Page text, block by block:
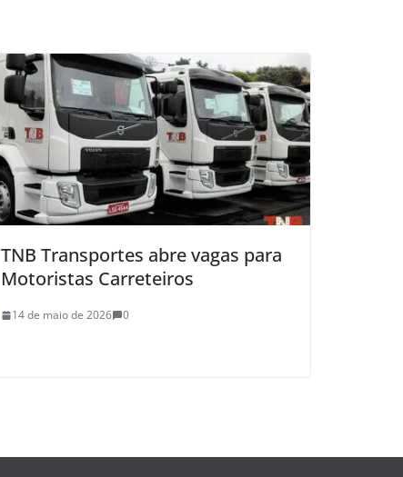
TNB Transportes abre vagas para
Motoristas Carreteiros
14 de maio de 2026 0